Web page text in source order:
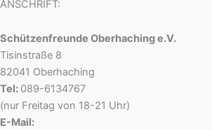
ANSCHRIFT:
Schützenfreunde Oberhaching e.V.
Tisinstraße 8
82041 Oberhaching
Tel: 089-6134767
(nur Freitag von 18-21 Uhr)
E-Mail: